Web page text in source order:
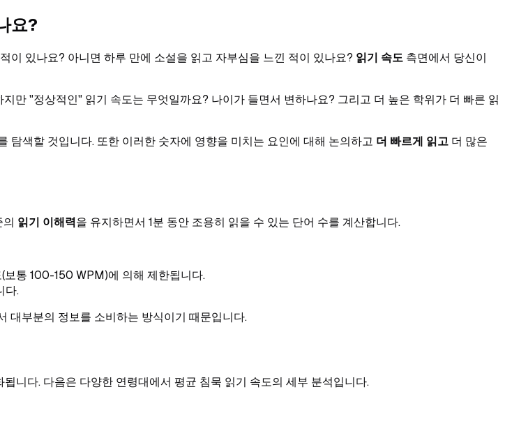
요?
이 있나요? 아니면 하루 만에 소설을 읽고 자부심을 느낀 적이 있나요? 읽기 속도 측면에서 당신이
만 "정상적인" 읽기 속도는 무엇일까요? 나이가 들면서 변하나요? 그리고 더 높은 학위가 더 빠른 읽
탐색할 것입니다. 또한 이러한 숫자에 영향을 미치는 요인에 대해 논의하고 더 빠르게 읽고 더 많은
읽기 이해력을 유지하면서 1분 동안 조용히 읽을 수 있는 단어 수를 계산합니다.
보통 100-150 WPM)에 의해 제한됩니다.
다.
대부분의 정보를 소비하는 방식이기 때문입니다.
니다. 다음은 다양한 연령대에서 평균 침묵 읽기 속도의 세부 분석입니다.